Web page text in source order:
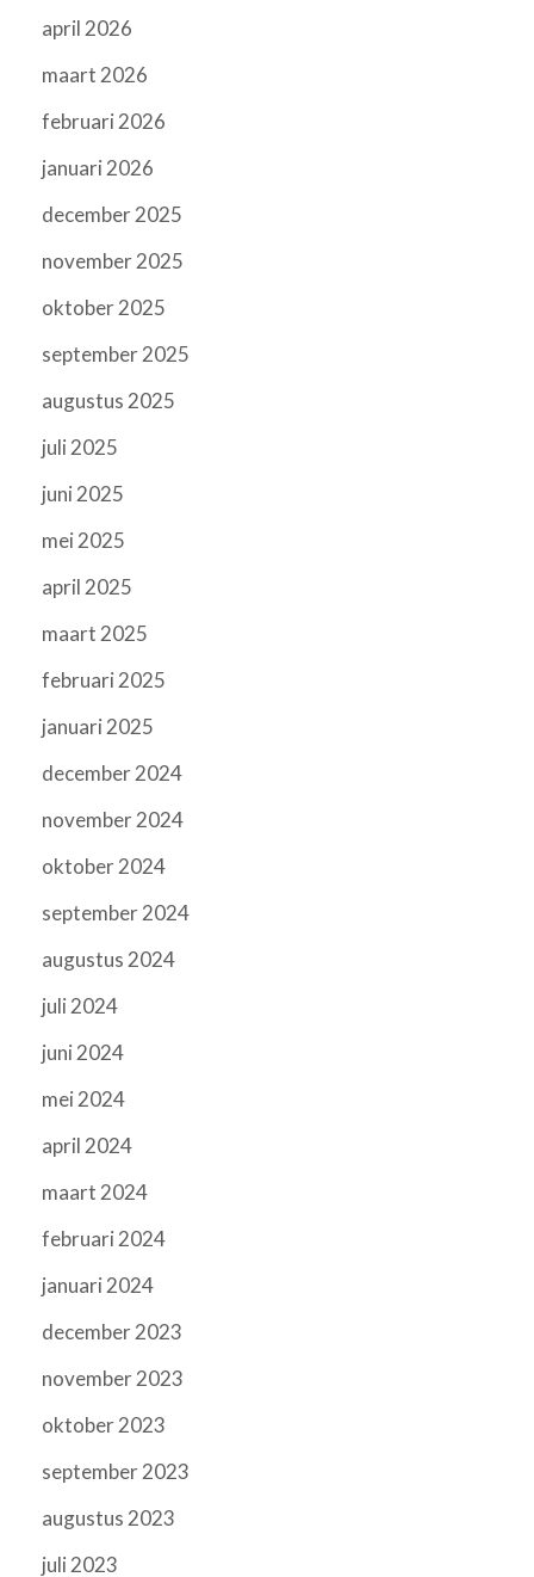
april 2026
maart 2026
februari 2026
januari 2026
december 2025
november 2025
oktober 2025
september 2025
augustus 2025
juli 2025
juni 2025
mei 2025
april 2025
maart 2025
februari 2025
januari 2025
december 2024
november 2024
oktober 2024
september 2024
augustus 2024
juli 2024
juni 2024
mei 2024
april 2024
maart 2024
februari 2024
januari 2024
december 2023
november 2023
oktober 2023
september 2023
augustus 2023
juli 2023